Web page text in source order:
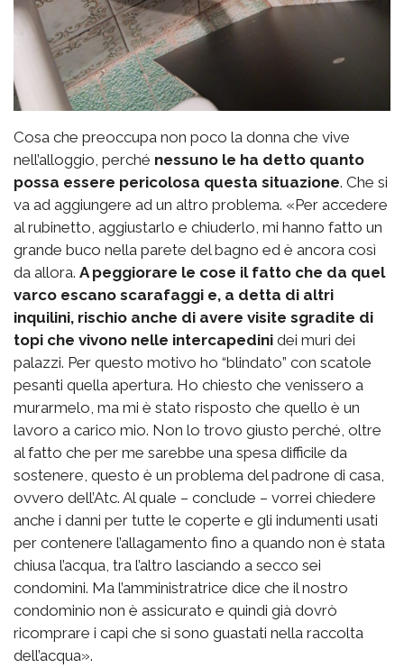
Cosa che preoccupa non poco la donna che vive
nell’alloggio, perché nessuno le ha detto quanto
possa essere pericolosa questa situazione. Che si
va ad aggiungere ad un altro problema. «Per accedere
al rubinetto, aggiustarlo e chiuderlo, mi hanno fatto un
grande buco nella parete del bagno ed è ancora così
da allora. A peggiorare le cose il fatto che da quel
varco escano scarafaggi e, a detta di altri
inquilini, rischio anche di avere visite sgradite di
topi che vivono nelle intercapedini dei muri dei
palazzi. Per questo motivo ho “blindato” con scatole
pesanti quella apertura. Ho chiesto che venissero a
murarmelo, ma mi è stato risposto che quello è un
lavoro a carico mio. Non lo trovo giusto perché, oltre
al fatto che per me sarebbe una spesa difficile da
sostenere, questo è un problema del padrone di casa,
ovvero dell’Atc. Al quale – conclude – vorrei chiedere
anche i danni per tutte le coperte e gli indumenti usati
per contenere l’allagamento fino a quando non è stata
chiusa l’acqua, tra l’altro lasciando a secco sei
condomini. Ma l’amministratrice dice che il nostro
condominio non è assicurato e quindi già dovrò
ricomprare i capi che si sono guastati nella raccolta
dell’acqua».